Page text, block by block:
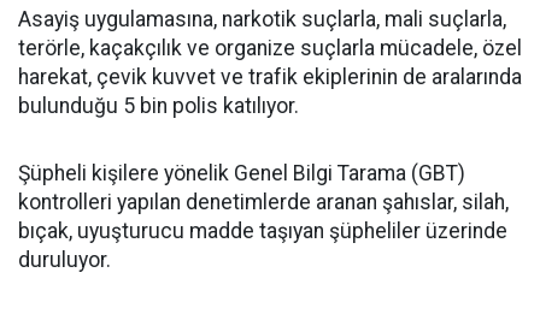
Asayiş uygulamasına, narkotik suçlarla, mali suçlarla,
terörle, kaçakçılık ve organize suçlarla mücadele, özel
harekat, çevik kuvvet ve trafik ekiplerinin de aralarında
bulunduğu 5 bin polis katılıyor.
Şüpheli kişilere yönelik Genel Bilgi Tarama (GBT)
kontrolleri yapılan denetimlerde aranan şahıslar, silah,
bıçak, uyuşturucu madde taşıyan şüpheliler üzerinde
duruluyor.